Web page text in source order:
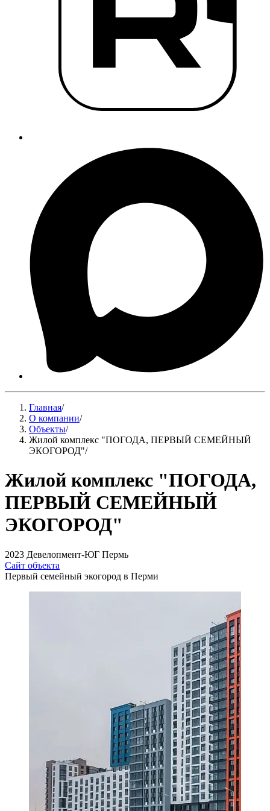
Главная/
О компании/
Объекты/
Жилой комплекс "ПОГОДА, ПЕРВЫЙ СЕМЕЙНЫЙ
ЭКОГОРОД"/
Жилой комплекс "ПОГОДА,
ПЕРВЫЙ СЕМЕЙНЫЙ
ЭКОГОРОД"
2023 Девелопмент-ЮГ Пермь
Сайт объекта
Первый семейный экогород в Перми